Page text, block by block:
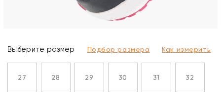
Выберите размер Подбор размера Как измерить
27 28 29 30 31 32